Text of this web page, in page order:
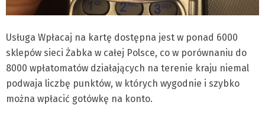
Usługa Wpłacaj na kartę dostępna jest w ponad 6000
sklepów sieci Żabka w całej Polsce, co w porównaniu do
8000 wpłatomatów działających na terenie kraju niemal
podwaja liczbę punktów, w których wygodnie i szybko
można wpłacić gotówkę na konto.